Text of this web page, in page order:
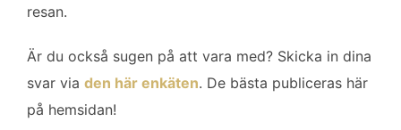
k
resan.
Är du också sugen på att vara med? Skicka in dina
svar via den här enkäten. De bästa publiceras här
på hemsidan!